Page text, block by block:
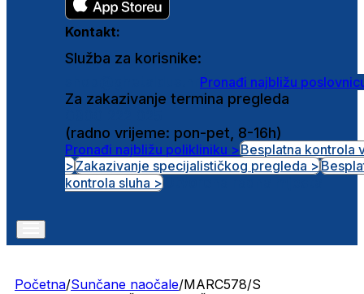
Kontakt:
Služba za korisnike:
Pronađi najbližu
Za zakazivanje termina pregleda
(radno vrijeme: pon-pet, 8-16h)
Pronađi najbližu polikliniku >Besplatna kontrola
>Zakazivanje specijalističkog pregleda >
kontrola sluha >
Početna/Sunčane naočale/MARC578/S